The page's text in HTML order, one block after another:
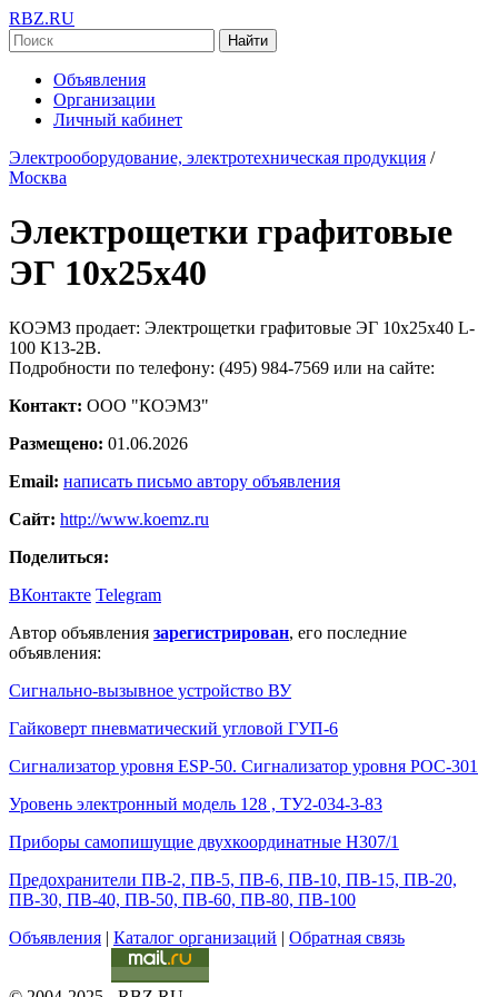
RBZ.RU
Найти
Объявления
Организации
Личный кабинет
Электрооборудование, электротехническая продукция /
Москва
Электрощетки графитовые
ЭГ 10х25х40
КОЭМЗ продает: Электрощетки графитовые ЭГ 10х25х40 L-
100 К13-2В.
Подробности по телефону: (495) 984-7569 или на сайте:
Контакт: ООО "КОЭМЗ"
Размещено: 01.06.2026
Email: написать письмо автору объявления
Сайт: http://www.koemz.ru
Поделиться:
ВКонтакте Telegram
Автор объявления зарегистрирован, его последние
объявления:
Сигнально-вызывное устройство ВУ
Гайковерт пневматический угловой ГУП-6
Сигнализатор уровня ESP-50. Сигнализатор уровня РОС-301
Уровень электронный модель 128 , ТУ2-034-3-83
Приборы самопишущие двухкоординатные Н307/1
Предохранители ПВ-2, ПВ-5, ПВ-6, ПВ-10, ПВ-15, ПВ-20,
ПВ-30, ПВ-40, ПВ-50, ПВ-60, ПВ-80, ПВ-100
Объявления | Каталог организаций | Обратная связь